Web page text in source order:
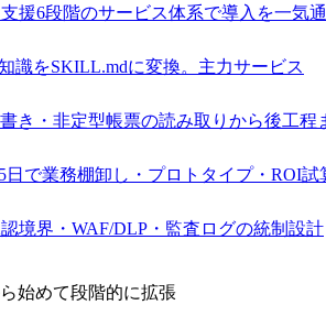
援6段階のサービス体系で導入を一気
識をSKILL.mdに変換。主力サービス
き・非定型帳票の読み取りから後工程
日で業務棚卸し・プロトタイプ・ROI試
境界・WAF/DLP・監査ログの統制設計
始めて段階的に拡張